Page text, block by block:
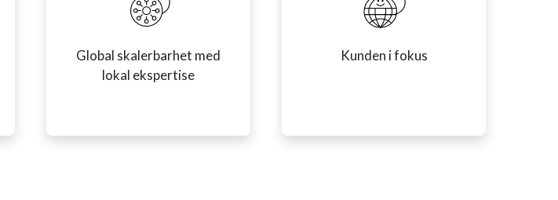
Global skalerbarhet med
lokal ekspertise
Kunden i fokus